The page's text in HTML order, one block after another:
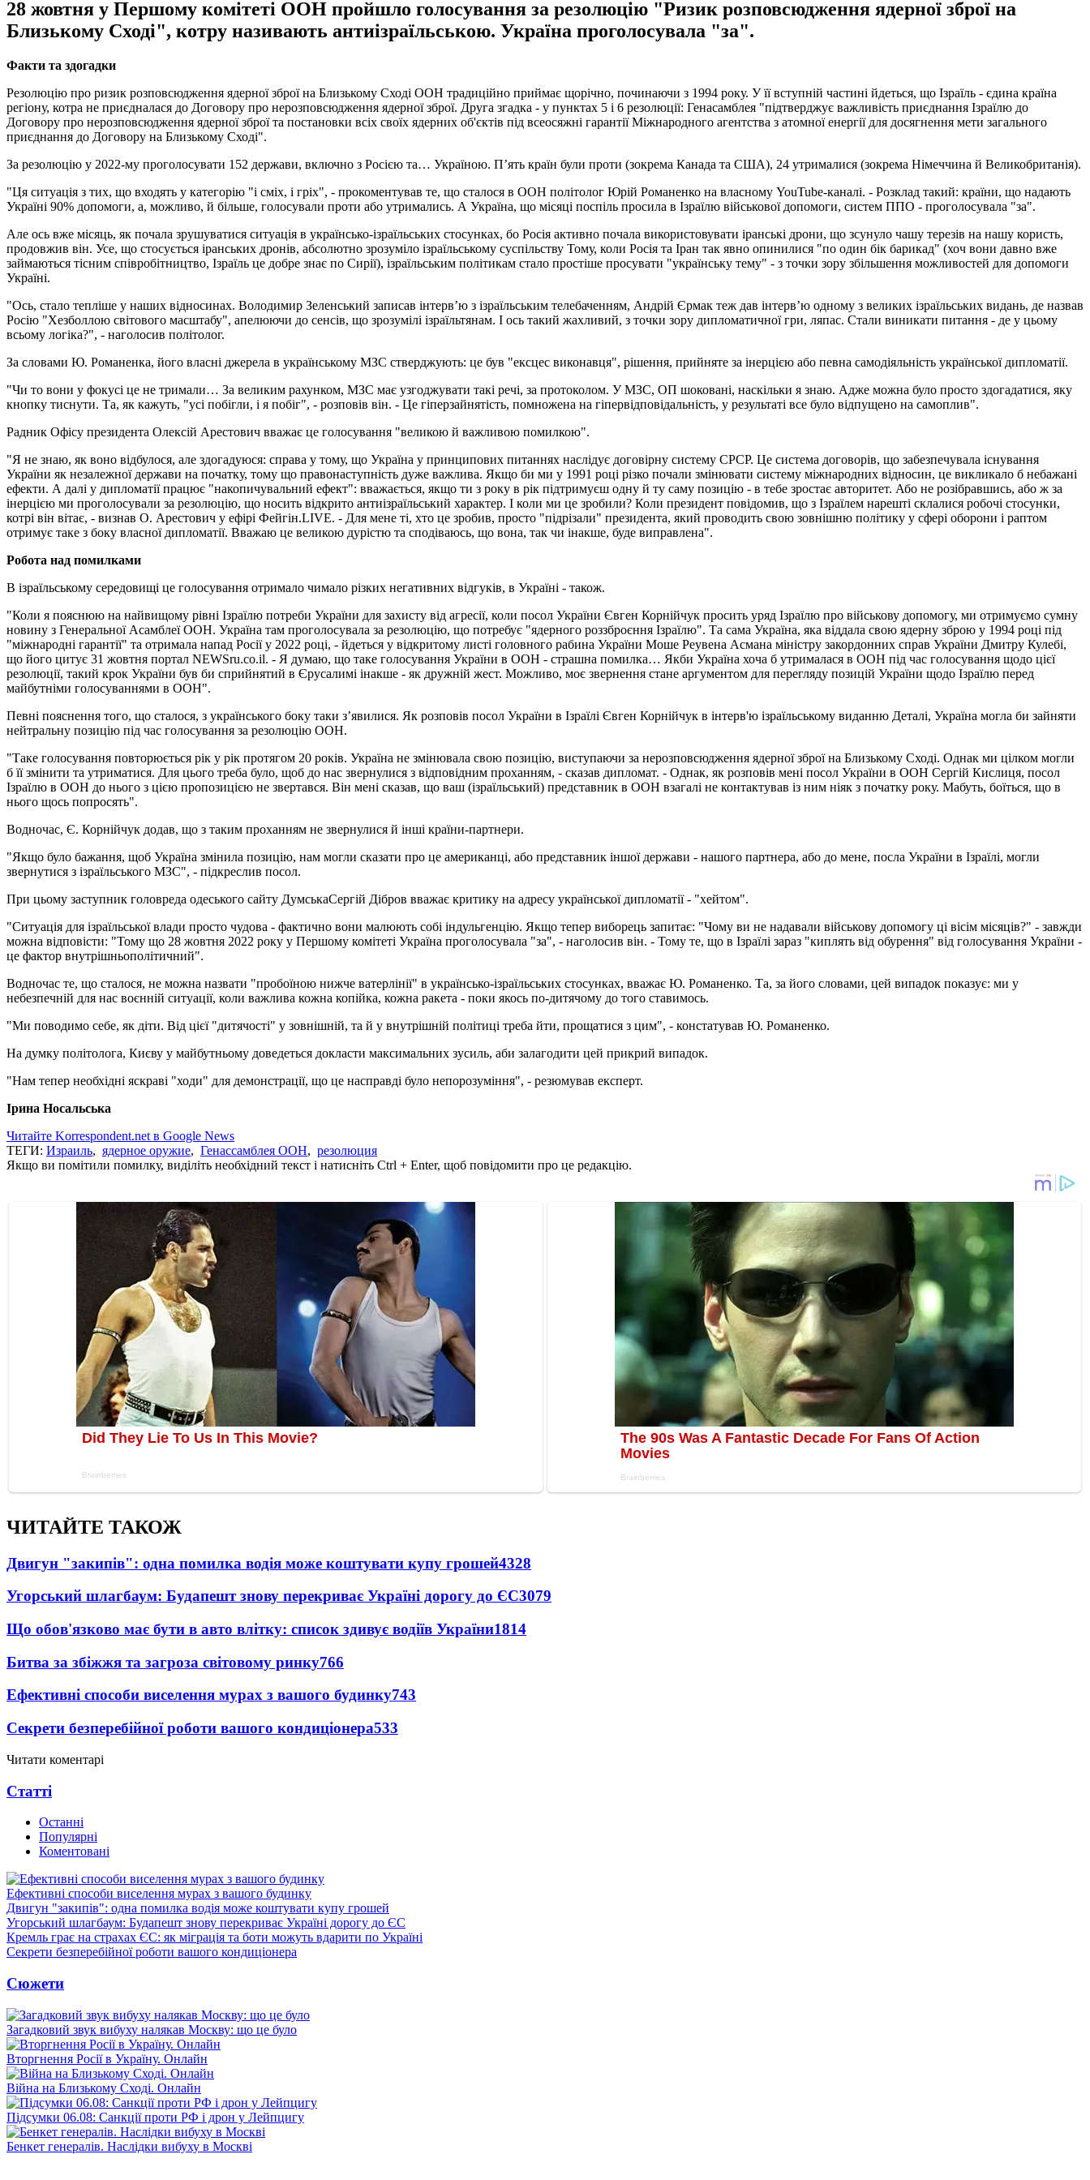
28 жовтня у Першому комітеті ООН пройшло голосування за резолюцію "Ризик розповсюдження ядерної зброї на
Близькому Сході", котру називають антиізраїльською. Україна проголосувала "за".
Факти та здогадки
Резолюцію про ризик розповсюдження ядерної зброї на Близькому Сході ООН традиційно приймає щорічно, починаючи з 1994 року. У її вступній частині йдеться, що Ізраїль - єдина країна
регіону, котра не приєдналася до Договору про нерозповсюдження ядерної зброї. Друга згадка - у пунктах 5 і 6 резолюції: Генасамблея "підтверджує важливість приєднання Ізраїлю до
Договору про нерозповсюдження ядерної зброї та постановки всіх своїх ядерних об'єктів під всеосяжні гарантії Міжнародного агентства з атомної енергії для досягнення мети загального
приєднання до Договору на Близькому Сході".
За резолюцію у 2022-му проголосувати 152 держави, включно з Росією та… Україною. П’ять країн були проти (зокрема Канада та США), 24 утрималися (зокрема Німеччина й Великобританія).
"Ця ситуація з тих, що входять у категорію "і сміх, і гріх", - прокоментував те, що сталося в ООН політолог Юрій Романенко на власному YouTube-каналі. - Розклад такий: країни, що надають
Україні 90% допомоги, а, можливо, й більше, голосували проти або утримались. А Україна, що місяці поспіль просила в Ізраїлю військової допомоги, систем ППО - проголосувала "за".
Але ось вже місяць, як почала зрушуватися ситуація в українсько-ізраїльських стосунках, бо Росія активно почала використовувати іранські дрони, що зсунуло чашу терезів на нашу користь,
продовжив він. Усе, що стосується іранських дронів, абсолютно зрозуміло ізраїльському суспільству Тому, коли Росія та Іран так явно опинилися "по один бік барикад" (хоч вони давно вже
займаються тісним співробітництво, Ізраїль це добре знає по Сирії), ізраїльським політикам стало простіше просувати "українську тему" - з точки зору збільшення можливостей для допомоги
Україні.
"Ось, стало тепліше у наших відносинах. Володимир Зеленський записав інтерв’ю з ізраїльським телебаченням, Андрій Єрмак теж дав інтерв’ю одному з великих ізраїльських видань, де назвав
Росію "Хезболлою світового масштабу", апелюючи до сенсів, що зрозумілі ізраїльтянам. І ось такий жахливий, з точки зору дипломатичної гри, ляпас. Стали виникати питання - де у цьому
всьому логіка?", - наголосив політолог.
За словами Ю. Романенка, його власні джерела в українському МЗС стверджують: це був "ексцес виконавця", рішення, прийняте за інерцією або певна самодіяльність української дипломатії.
"Чи то вони у фокусі це не тримали… За великим рахунком, МЗС має узгоджувати такі речі, за протоколом. У МЗС, ОП шоковані, наскільки я знаю. Адже можна було просто здогадатися, яку
кнопку тиснути. Та, як кажуть, "усі побігли, і я побіг", - розповів він. - Це гіперзайнятість, помножена на гіпервідповідальність, у результаті все було відпущено на самоплив".
Радник Офісу президента Олексій Арестович вважає це голосування "великою й важливою помилкою".
"Я не знаю, як воно відбулося, але здогадуюся: справа у тому, що Україна у принципових питаннях наслідує договірну систему СРСР. Це система договорів, що забезпечувала існування
України як незалежної держави на початку, тому що правонаступність дуже важлива. Якщо би ми у 1991 році різко почали змінювати систему міжнародних відносин, це викликало б небажані
ефекти. А далі у дипломатії працює "накопичувальний ефект": вважається, якщо ти з року в рік підтримуєш одну й ту саму позицію - в тебе зростає авторитет. Або не розібравшись, або ж за
інерцією ми проголосували за резолюцію, що носить відкрито антиізраїльський характер. І коли ми це зробили? Коли президент повідомив, що з Ізраїлем нарешті склалися робочі стосунки,
котрі він вітає, - визнав О. Арестович у ефірі Фейгін.LIVE. - Для мене ті, хто це зробив, просто "підрізали" президента, який проводить свою зовнішню політику у сфері оборони і раптом
отримує таке з боку власної дипломатії. Вважаю це великою дурістю та сподіваюсь, що вона, так чи інакше, буде виправлена".
Робота над помилками
В ізраїльському середовищі це голосування отримало чимало різких негативних відгуків, в Україні - також.
"Коли я пояснюю на найвищому рівні Ізраїлю потреби України для захисту від агресії, коли посол України Євген Корнійчук просить уряд Ізраїлю про військову допомогу, ми отримуємо сумну
новину з Генеральної Асамблеї ООН. Україна там проголосувала за резолюцію, що потребує "ядерного роззброєння Ізраїлю". Та сама Україна, яка віддала свою ядерну зброю у 1994 році під
"міжнародні гарантії" та отримала напад Росії у 2022 році, - йдеться у відкритому листі головного рабина України Моше Реувена Асмана міністру закордонних справ України Дмитру Кулебі,
що його цитує 31 жовтня портал NEWSru.co.il. - Я думаю, що таке голосування України в ООН - страшна помилка… Якби Україна хоча б утрималася в ООН під час голосування щодо цієї
резолюції, такий крок України був би сприйнятий в Єрусалимі інакше - як дружній жест. Можливо, моє звернення стане аргументом для перегляду позицій України щодо Ізраїлю перед
майбутніми голосуваннями в ООН".
Певні пояснення того, що сталося, з українського боку таки з’явилися. Як розповів посол України в Ізраїлі Євген Корнійчук в інтерв'ю ізраїльському виданню Деталі, Україна могла би зайняти
нейтральну позицію під час голосування за резолюцію ООН.
"Таке голосування повторюється рік у рік протягом 20 років. Україна не змінювала свою позицію, виступаючи за нерозповсюдження ядерної зброї на Близькому Сході. Однак ми цілком могли
б її змінити та утриматися. Для цього треба було, щоб до нас звернулися з відповідним проханням, - сказав дипломат. - Однак, як розповів мені посол України в ООН Сергій Кислиця, посол
Ізраїлю в ООН до нього з цією пропозицією не звертався. Він мені сказав, що ваш (ізраїльський) представник в ООН взагалі не контактував із ним ніяк з початку року. Мабуть, боїться, що в
нього щось попросять".
Водночас, Є. Корнійчук додав, що з таким проханням не звернулися й інші країни-партнери.
"Якщо було бажання, щоб Україна змінила позицію, нам могли сказати про це американці, або представник іншої держави - нашого партнера, або до мене, посла України в Ізраїлі, могли
звернутися з ізраїльського МЗС", - підкреслив посол.
При цьому заступник головреда одеського сайту ДумськаСергій Дібров вважає критику на адресу української дипломатії - "хейтом".
"Ситуація для ізраїльської влади просто чудова - фактично вони малюють собі індульгенцію. Якщо тепер виборець запитає: "Чому ви не надавали військову допомогу ці вісім місяців?" - завжди
можна відповісти: "Тому що 28 жовтня 2022 року у Першому комітеті Україна проголосувала "за", - наголосив він. - Тому те, що в Ізраїлі зараз "киплять від обурення" від голосування України -
це фактор внутрішньополітичний".
Водночас те, що сталося, не можна назвати "пробоїною нижче ватерлінії" в українсько-ізраїльських стосунках, вважає Ю. Романенко. Та, за його словами, цей випадок показує: ми у
небезпечній для нас воєнній ситуації, коли важлива кожна копійка, кожна ракета - поки якось по-дитячому до того ставимось.
"Ми поводимо себе, як діти. Від цієї "дитячості" у зовнішній, та й у внутрішній політиці треба йти, прощатися з цим", - констатував Ю. Романенко.
На думку політолога, Києву у майбутньому доведеться докласти максимальних зусиль, аби залагодити цей прикрий випадок.
"Нам тепер необхідні яскраві "ходи" для демонстрації, що це насправді було непорозуміння", - резюмував експерт.
Ірина Носальська
Читайте Korrespondent.net в Google News
ТЕГИ: Израиль, ядерное оружие, Генассамблея ООН, резолюция
Якщо ви помітили помилку, виділіть необхідний текст і натисніть Ctrl + Enter, щоб повідомити про це редакцію.
ЧИТАЙТЕ ТАКОЖ
Двигун "закипів": одна помилка водія може коштувати купу грошей4328
Угорський шлагбаум: Будапешт знову перекриває Україні дорогу до ЄС3079
Що обов'язково має бути в авто влітку: список здивує водіїв України1814
Битва за збіжжя та загроза світовому ринку766
Ефективні способи виселення мурах з вашого будинку743
Секрети безперебійної роботи вашого кондиціонера533
Читати коментарі
Статті
Останні
Популярні
Коментовані
Ефективні способи виселення мурах з вашого будинку
Двигун "закипів": одна помилка водія може коштувати купу грошей
Угорський шлагбаум: Будапешт знову перекриває Україні дорогу до ЄС
Кремль грає на страхах ЄС: як міграція та боти можуть вдарити по Україні
Секрети безперебійної роботи вашого кондиціонера
Сюжети
Загадковий звук вибуху налякав Москву: що це було
Вторгнення Росії в Україну. Онлайн
Війна на Близькому Сході. Онлайн
Підсумки 06.08: Санкції проти РФ і дрон у Лейпцигу
Бенкет генералів. Наслідки вибуху в Москві